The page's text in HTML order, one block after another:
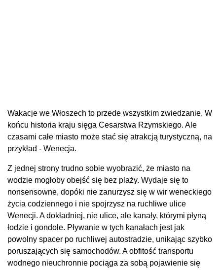
Wakacje we Włoszech to przede wszystkim zwiedzanie. W
końcu historia kraju sięga Cesarstwa Rzymskiego. Ale
czasami całe miasto może stać się atrakcją turystyczną, na
przykład - Wenecja.
Z jednej strony trudno sobie wyobrazić, że miasto na
wodzie mogłoby obejść się bez plaży. Wydaje się to
nonsensowne, dopóki nie zanurzysz się w wir weneckiego
życia codziennego i nie spojrzysz na ruchliwe ulice
Wenecji. A dokładniej, nie ulice, ale kanały, którymi płyną
łodzie i gondole. Pływanie w tych kanałach jest jak
powolny spacer po ruchliwej autostradzie, unikając szybko
poruszających się samochodów. A obfitość transportu
wodnego nieuchronnie pociąga za sobą pojawienie się